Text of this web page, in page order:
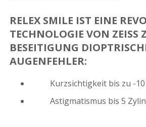
RELEX SMILE IST EINE
TECHNOLOGIE VON ZEISS
BESEITIGUNG
AUGENFEHLER:
Kurzsichtigkeit bis zu -
Astigmatismus bis 5